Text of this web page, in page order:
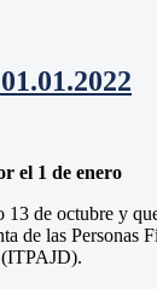
el 1 de enero
de octubre y
de las
(ITPAJD).